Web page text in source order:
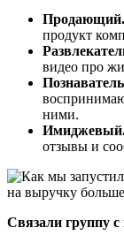
Продающий.
продукт
видео про
ними.
отзывы и
Связали группу